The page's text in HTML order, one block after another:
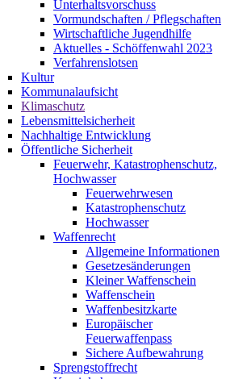
Unterhaltsvorschuss
Vormundschaften / Pflegschaften
Wirtschaftliche Jugendhilfe
Aktuelles - Schöffenwahl 2023
Verfahrenslotsen
Kultur
Kommunalaufsicht
Klimaschutz
Lebensmittelsicherheit
Nachhaltige Entwicklung
Öffentliche Sicherheit
Feuerwehr, Katastrophenschutz,
Hochwasser
Feuerwehrwesen
Katastrophenschutz
Hochwasser
Waffenrecht
Allgemeine Informationen
Gesetzesänderungen
Kleiner Waffenschein
Waffenschein
Waffenbesitzkarte
Europäischer
Feuerwaffenpass
Sichere Aufbewahrung
Sprengstoffrecht